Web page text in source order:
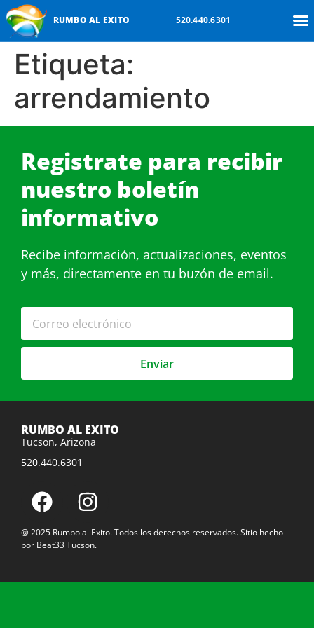
RUMBO AL EXITO 520.440.6301
Etiqueta:
arrendamiento
Registrate para recibir
nuestro boletín
informativo
Recibe información, actualizaciones, eventos
y más, directamente en tu buzón de email.
Enviar
RUMBO AL EXITO
Tucson, Arizona
520.440.6301
@ 2025 Rumbo al Exito. Todos los derechos reservados. Sitio hecho
por Beat33 Tucson.